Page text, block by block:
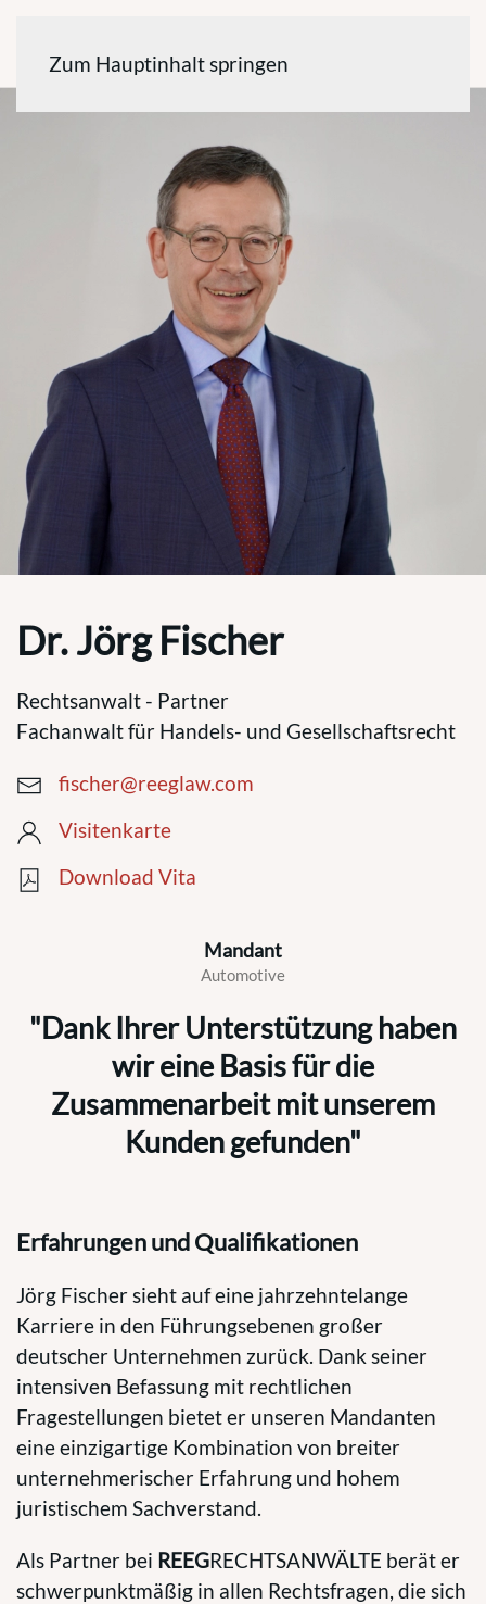
Zum Hauptinhalt springen
Dr. Jörg Fischer
Rechtsanwalt - Partner
Fachanwalt für Handels- und Gesellschaftsrecht
fischer@reeglaw.com
Visitenkarte
Download Vita
Mandant
Automotive
"Dank Ihrer Unterstützung haben
wir eine Basis für die
Zusammenarbeit mit unserem
Kunden gefunden"
Erfahrungen und Qualifikationen
Jörg Fischer sieht auf eine jahrzehntelange
Karriere in den Führungsebenen großer
deutscher Unternehmen zurück. Dank seiner
intensiven Befassung mit rechtlichen
Fragestellungen bietet er unseren Mandanten
eine einzigartige Kombination von breiter
unternehmerischer Erfahrung und hohem
juristischem Sachverstand.
Als Partner bei REEGRECHTSANWÄLTE berät er
schwerpunktmäßig in allen Rechtsfragen, die sich